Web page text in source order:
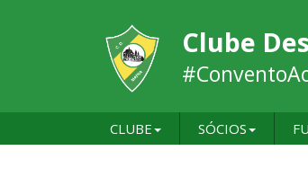
Clube
CLUBE SÓCIOS